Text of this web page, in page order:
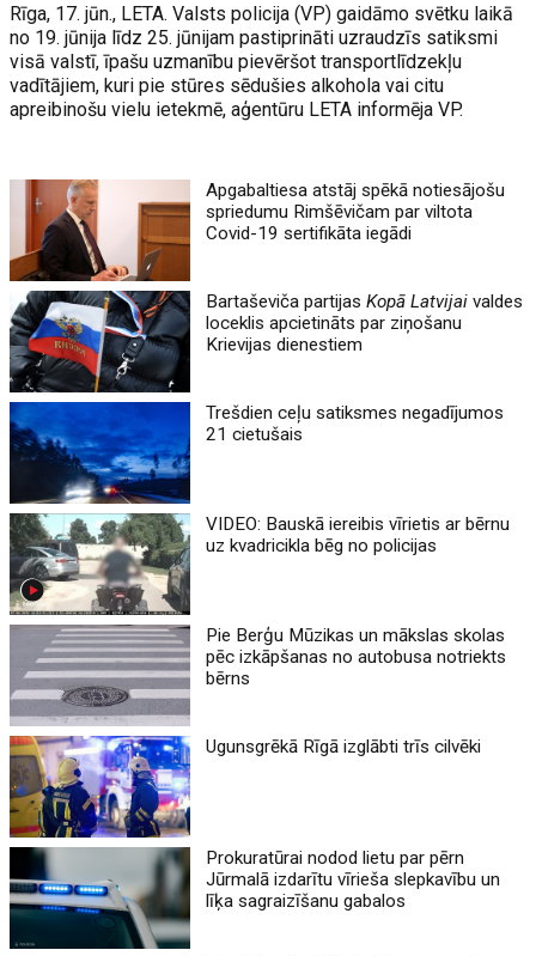
Rīga, 17. jūn., LETA. Valsts policija (VP) gaidāmo svētku laikā
no 19. jūnija līdz 25. jūnijam pastiprināti uzraudzīs satiksmi
visā valstī, īpašu uzmanību pievēršot transportlīdzekļu
vadītājiem, kuri pie stūres sēdušies alkohola vai citu
apreibinošu vielu ietekmē, aģentūru LETA informēja VP.
Apgabaltiesa atstāj spēkā notiesājošu
spriedumu Rimšēvičam par viltota
Covid-19 sertifikāta iegādi
Bartaševiča partijasKopā Latvijai valdes
loceklis apcietināts par ziņošanu
Krievijas dienestiem
Trešdien ceļu satiksmes negadījumos
21 cietušais
VIDEO: Bauskā iereibis vīrietis ar bērnu
uz kvadricikla bēg no policijas
Pie Berģu Mūzikas un mākslas skolas
pēc izkāpšanas no autobusa notriekts
bērns
Ugunsgrēkā Rīgā izglābti trīs cilvēki
Prokuratūrai nodod lietu par pērn
Jūrmalā izdarītu vīrieša slepkavību un
līķa sagraizīšanu gabalos